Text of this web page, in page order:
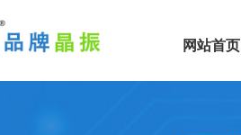
网站首页